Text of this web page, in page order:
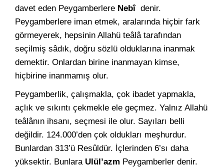
davet eden Peygamberlere Nebî denir.
Peygamberlere iman etmek, aralarında hiçbir fark
görmeyerek, hepsinin Allahü teâlâ tarafından
seçilmiş sâdık, doğru sözlü olduklarına inanmak
demektir. Onlardan birine inanmayan kimse,
hiçbirine inanmamış olur.
Peygamberlik, çalışmakla, çok ibadet yapmakla,
açlık ve sıkıntı çekmekle ele geçmez. Yalnız Allahü
teâlânın ihsanı, seçmesi ile olur. Sayıları belli
değildir. 124.000’den çok oldukları meşhurdur.
Bunlardan 313’ü Resûldür. İçlerinden 6’sı daha
yüksektir. Bunlara Ulül’azm Peygamberler denir.